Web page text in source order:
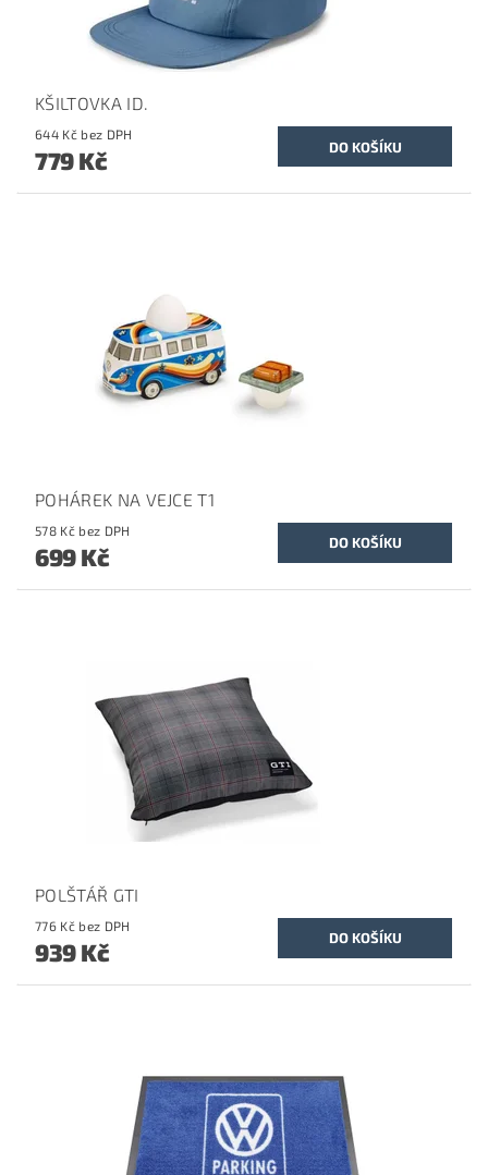
KŠILTOVKA ID.
644 Kč bez DPH
779 Kč
POHÁREK NA VEJCE T1
578 Kč bez DPH
699 Kč
POLŠTÁŘ GTI
776 Kč bez DPH
939 Kč